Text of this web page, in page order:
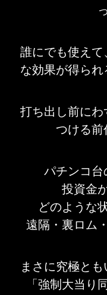
誰にでも使え
な効果が得られ
打ち出し前にわ
つける前
パチンコ台
投資金
どのような
遠隔・裏ロム
まさに究極と
「強制大当り